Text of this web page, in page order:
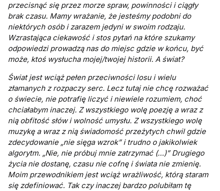
przecisnąć się przez morze spraw, powinności i ciągły
brak czasu. Mamy wrażanie, że jesteśmy podobni do
niektórych osób i zarazem jedyni w swoim rodzaju.
Wzrastająca ciekawość i stos pytań na które szukamy
odpowiedzi prowadzą nas do miejsc gdzie w końcu, być
może, ktoś wysłucha mojej/twojej historii. A świat?
Świat jest wciąż pełen przeciwności losu i wielu
złamanych z rozpaczy serc. Lecz tutaj nie chcę rozważać
o świecie, nie potrafię liczyć i niewiele rozumiem, choć
chciałabym inaczej. Z wszystkiego wolę poezję a wraz z
nią obfitość słów i wolność umysłu. Z wszystkiego wolę
muzykę a wraz z nią świadomość przeżytych chwil gdzie
zdecydowanie „nie sięga wzrok” i trudno o jakikolwiek
algorytm. „Nie, nie próbuj mnie zatrzymać (…)” Drugiego
życia nie dostanę, czasu nie cofnę i świata nie zmienię.
Moim przewodnikiem jest wciąż wrażliwość, którą staram
się zdefiniować. Tak czy inaczej bardzo polubiłam tę